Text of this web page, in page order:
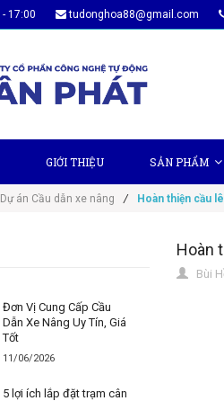
- 17:00 tudonghoa88@gmail.com
GIỚI THIỆU SẢN PHẨM
Dự án Cầu dẫn xe nâng / Hoàn thiện cầu
Đơn Vị Cung Cấp Cầu
Dẫn Xe Nâng Uy Tín, Giá
Tốt
11/06/2026
5 lợi ích lắp đặt trạm cân
Hoàn
Bùi